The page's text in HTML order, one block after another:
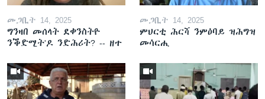
መጋቢት 14, 2025
ግንዛበ መሰላት ደቀንስትዮ
ንቕድሚት'ዶ ንድሕሪት? -- ዘተ
መጋቢት 14, 2025
ምህርቲ ሕርሻ ንምዕባይ ዝሕግዝ
መሳርሒ